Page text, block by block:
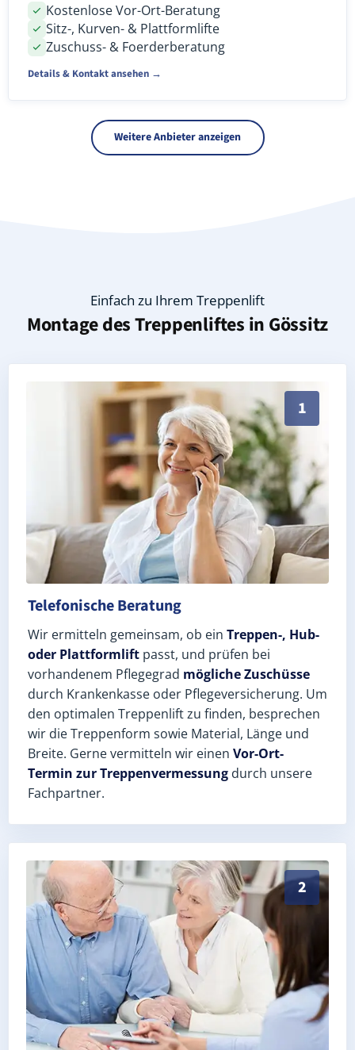
Kostenlose Vor-Ort-Beratung
Sitz-, Kurven- & Plattformlifte
Zuschuss- & Foerderberatung
Details & Kontakt ansehen →
Weitere Anbieter anzeigen
Einfach zu Ihrem Treppenlift
Montage des Treppenliftes in Gössitz
1
Persönliche Treppenlift-Beratung in Gössitz 07389
Telefonische Beratung
Wir ermitteln gemeinsam, ob ein Treppen-, Hub-
oder Plattformlift passt, und prüfen bei
vorhandenem Pflegegrad mögliche Zuschüsse
durch Krankenkasse oder Pflegeversicherung. Um
den optimalen Treppenlift zu finden, besprechen
wir die Treppenform sowie Material, Länge und
Breite. Gerne vermitteln wir einen Vor-Ort-
Termin zur Treppenvermessung durch unsere
Fachpartner.
2
Exaktes Aufmaß in Gössitz (Saale-Orla-Kreis) –